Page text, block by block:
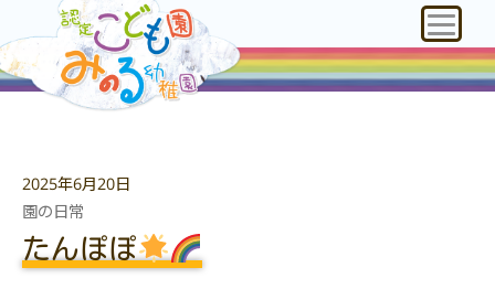
2025年6月20日
園の日常
たんぽぽ